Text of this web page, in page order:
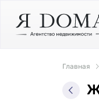
Главная